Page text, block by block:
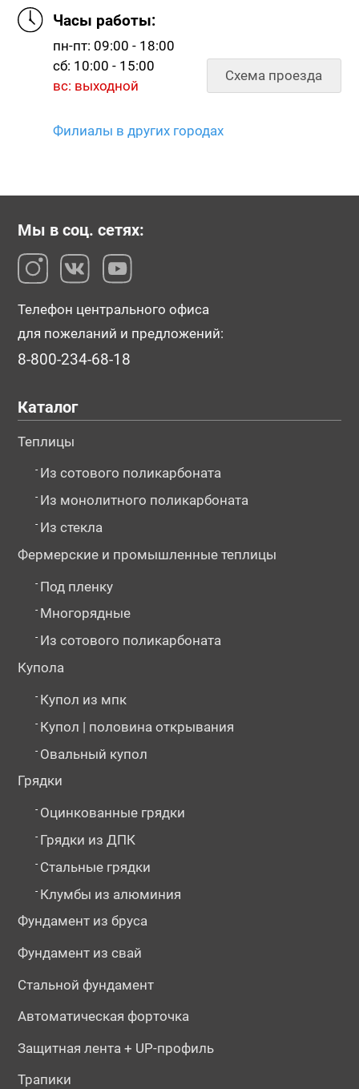
Часы работы:
пн-пт: 09:00 - 18:00
сб: 10:00 - 15:00
вс: выходной
Схема проезда
Филиалы в других городах
Мы в соц. сетях:
Телефон центрального офиса
для пожеланий и предложений:
8-800-234-68-18
Каталог
Теплицы
- Из сотового поликарбоната
- Из монолитного поликарбоната
- Из стекла
Фермерские и промышленные теплицы
- Под пленку
- Многорядные
- Из сотового поликарбоната
Купола
- Купол из мпк
- Купол | половина открывания
- Овальный купол
Грядки
- Оцинкованные грядки
- Грядки из ДПК
- Стальные грядки
- Клумбы из алюминия
Фундамент из бруса
Фундамент из свай
Стальной фундамент
Автоматическая форточка
Защитная лента + UP-профиль
Трапики